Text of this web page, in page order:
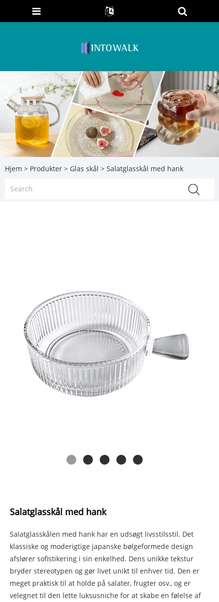
Hjem > Produkter > Glas skål > Salatglasskål med hank
Salatglasskål med hank
Salatglasskålen med hank har en udsøgt livsstilsstil. Det
klassiske og moderigtige japanske bølgeformede design
afslører sofistikering i sin enkelhed. Dens unikke tekstur
bryder stereotypen og gør livet unikt til enhver tid. Den er
meget praktisk til at holde på salater, frugter osv., og er
velegnet til den lette luksusniche for at skabe en følelse af